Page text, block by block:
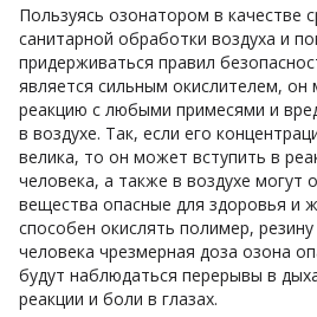
Пользуясь озонатором в качестве
санитарной обработки воздуха и
придерживаться правил
является сильным окислителем, он
реакцию с любыми примесями и
в воздухе. Так, если его
велика, то он может вступить в
человека, а также в воздухе могут
вещества опасные для здоровья и
способен окислять полимер,
человека чрезмерная доза озона
будут наблюдаться перерывы в
реакции и боли в глазах.